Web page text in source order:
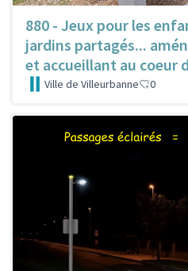
880 - Jeux pour les
jardins partagés...
et accueillant au coeur
Ville de Villeurbanne 0